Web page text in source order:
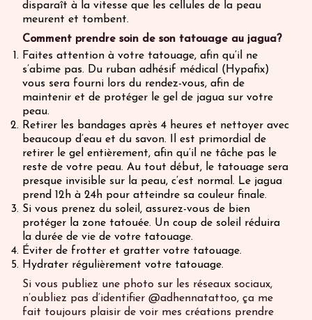
disparaît à la vitesse que les cellules de la peau
meurent et tombent.
Comment prendre soin de son tatouage au jagua?
Faites attention à votre tatouage, afin qu’il ne
s’abime pas. Du ruban adhésif médical (Hypafix)
vous sera fourni lors du rendez-vous, afin de
maintenir et de protéger le gel de jagua sur votre
peau.
Retirer les bandages après 4 heures et nettoyer avec
beaucoup d’eau et du savon. Il est primordial de
retirer le gel entièrement, afin qu’il ne tâche pas le
reste de votre peau. Au tout début, le tatouage sera
presque invisible sur la peau, c’est normal. Le jagua
prend 12h à 24h pour atteindre sa couleur finale.
Si vous prenez du soleil, assurez-vous de bien
protéger la zone tatouée. Un coup de soleil réduira
la durée de vie de votre tatouage.
Éviter de frotter et gratter votre tatouage.
Hydrater régulièrement votre tatouage.
Si vous publiez une photo sur les réseaux sociaux,
n’oubliez pas d’identifier @adhennatattoo, ça me
fait toujours plaisir de voir mes créations prendre